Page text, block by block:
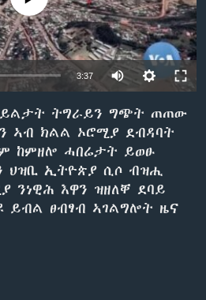
3:37
ትግራይን ግጭት ጠጠው
ኣብ ክልል ኦሮሚያ ደብዳባት
ከምዘሎ ሓበሬታት ይወፁ
ህዝቢ ኢትዮጵያ ሲሶ ብዝሒ
ንነዊሕ እዋን ዝዘለቐ ደባይ
ይብል ፀብፃብ ኣገልግሎት ዜና